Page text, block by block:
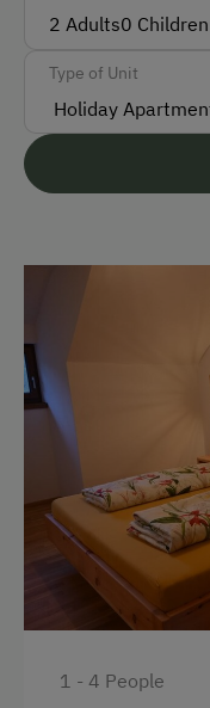
Parking
Free Parking
Amenities for
Playground
Toys
Amenities in the
Linen Provided
Electric Stove
2 Adults0 Children
Type of Unit
1 - 4 People